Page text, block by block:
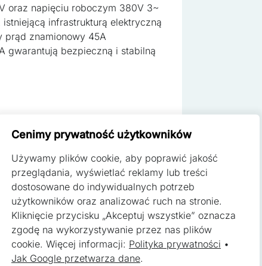
oraz napięciu roboczym 380V 3~
infrastrukturą elektryczną
prąd znamionowy 45A
gwarantują bezpieczną i stabilną
noże oraz klucz do głowicy
Cenimy prywatność użytkowników
Używamy plików cookie, aby poprawić jakość
przeglądania, wyświetlać reklamy lub treści
dostosowane do indywidualnych potrzeb
użytkowników oraz analizować ruch na stronie.
Kliknięcie przycisku „Akceptuj wszystkie” oznacza
zgodę na wykorzystywanie przez nas plików
cookie. Więcej informacji: Polityka prywatności •
Jak Google przetwarza dane.
spersonalizowania treści i reklam, aby oferować funkcje
tym, jak korzystasz z naszej witryny, udostępniamy partnerom
mogą połączyć te informacje z innymi danymi
z ich usług.
umożliwiają stronie zapamiętanie informacji, które zmieniają
lub region, w którym znajduje się użytkownik.
właścicielem stron internetowych zrozumieć, w jaki sposób
i zgłaszając anonimowe informacje.